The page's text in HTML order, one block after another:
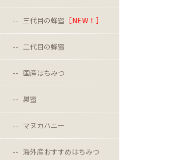
三代目の蜂蜜 ［NEW！］
二代目の蜂蜜
国産はちみつ
巣蜜
マヌカハニー
海外産おすすめはちみつ